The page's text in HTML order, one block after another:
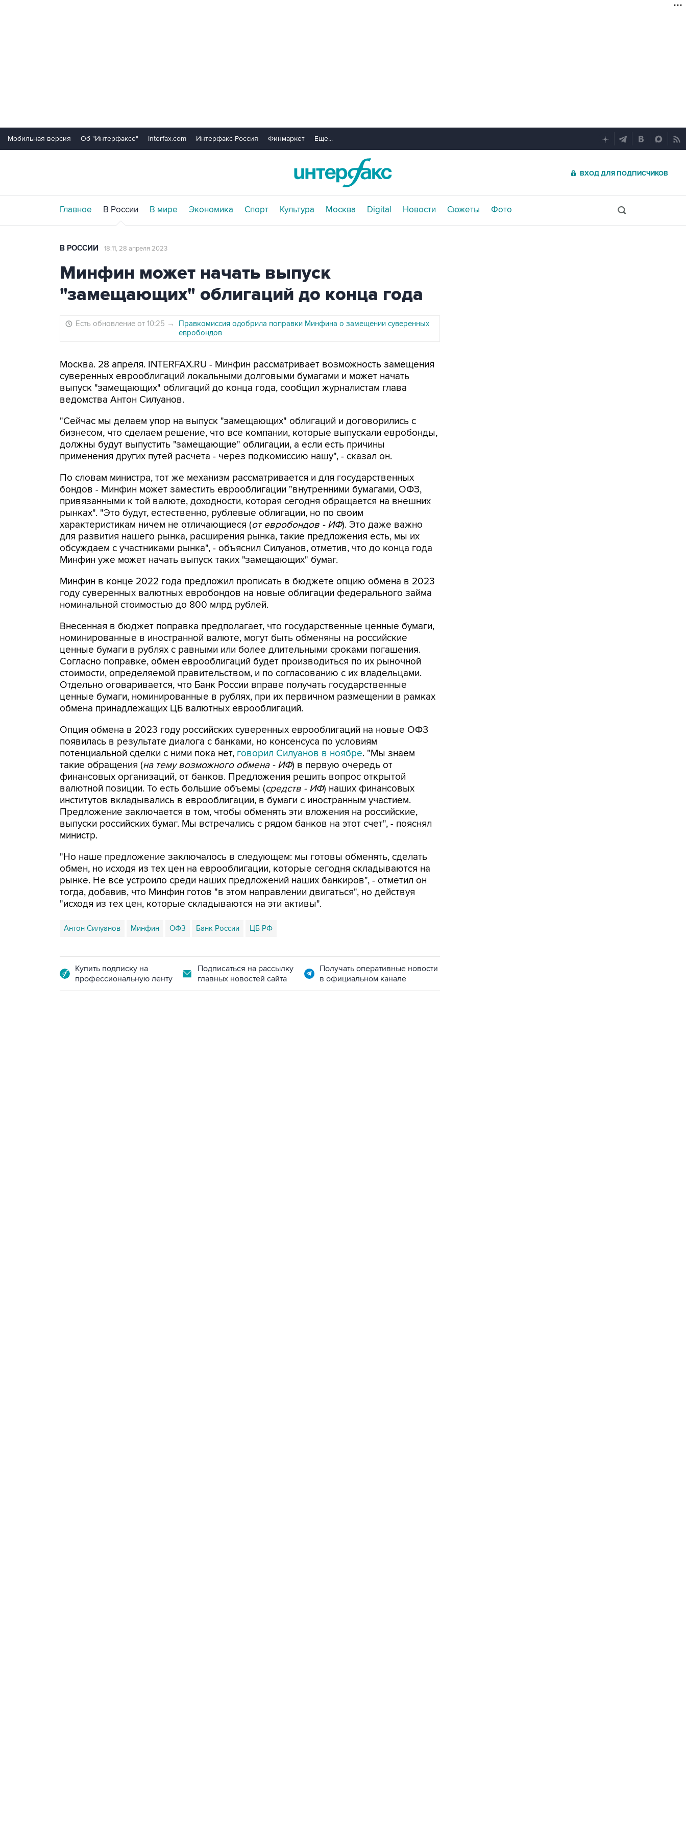
Мобильная версия Об "Интерфаксе" Interfax.com Интерфакс-Россия Финмаркет Еще...
ВХОД ДЛЯ ПОДПИСЧИКОВ
Главное В России В мире Экономика Спорт Культура Москва Digital Новости Сюжеты Фото
В РОССИИ 18:11, 28 апреля 2023
Минфин может начать выпуск
"замещающих" облигаций до конца года
Есть обновление от 10:25 →
Правкомиссия одобрила поправки Минфина о замещении суверенных
евробондов
Москва. 28 апреля. INTERFAX.RU - Минфин рассматривает возможность замещения
суверенных еврооблигаций локальными долговыми бумагами и может начать
выпуск "замещающих" облигаций до конца года, сообщил журналистам глава
ведомства Антон Силуанов.
"Сейчас мы делаем упор на выпуск "замещающих" облигаций и договорились с
бизнесом, что сделаем решение, что все компании, которые выпускали евробонды,
должны будут выпустить "замещающие" облигации, а если есть причины
применения других путей расчета - через подкомиссию нашу", - сказал он.
По словам министра, тот же механизм рассматривается и для государственных
бондов - Минфин может заместить еврооблигации "внутренними бумагами, ОФЗ,
привязанными к той валюте, доходности, которая сегодня обращается на внешних
рынках". "Это будут, естественно, рублевые облигации, но по своим
характеристикам ничем не отличающиеся (от евробондов - ИФ). Это даже важно
для развития нашего рынка, расширения рынка, такие предложения есть, мы их
обсуждаем с участниками рынка", - объяснил Силуанов, отметив, что до конца года
Минфин уже может начать выпуск таких "замещающих" бумаг.
Минфин в конце 2022 года предложил прописать в бюджете опцию обмена в 2023
году суверенных валютных евробондов на новые облигации федерального займа
номинальной стоимостью до 800 млрд рублей.
Внесенная в бюджет поправка предполагает, что государственные ценные бумаги,
номинированные в иностранной валюте, могут быть обменяны на российские
ценные бумаги в рублях с равными или более длительными сроками погашения.
Согласно поправке, обмен еврооблигаций будет производиться по их рыночной
стоимости, определяемой правительством, и по согласованию с их владельцами.
Отдельно оговаривается, что Банк России вправе получать государственные
ценные бумаги, номинированные в рублях, при их первичном размещении в рамках
обмена принадлежащих ЦБ валютных еврооблигаций.
Опция обмена в 2023 году российских суверенных еврооблигаций на новые ОФЗ
появилась в результате диалога с банками, но консенсуса по условиям
потенциальной сделки с ними пока нет, говорил Силуанов в ноябре. "Мы знаем
такие обращения (на тему возможного обмена - ИФ) в первую очередь от
финансовых организаций, от банков. Предложения решить вопрос открытой
валютной позиции. То есть большие объемы (средств - ИФ) наших финансовых
институтов вкладывались в еврооблигации, в бумаги с иностранным участием.
Предложение заключается в том, чтобы обменять эти вложения на российские,
выпуски российских бумаг. Мы встречались с рядом банков на этот счет", - пояснял
министр.
"Но наше предложение заключалось в следующем: мы готовы обменять, сделать
обмен, но исходя из тех цен на еврооблигации, которые сегодня складываются на
рынке. Не все устроило среди наших предложений наших банкиров", - отметил он
тогда, добавив, что Минфин готов "в этом направлении двигаться", но действуя
"исходя из тех цен, которые складываются на эти активы".
Антон Силуанов Минфин ОФЗ Банк России ЦБ РФ
Купить подписку на
профессиональную ленту
Подписаться на рассылку
главных новостей сайта
Получать оперативные новости
в официальном канале